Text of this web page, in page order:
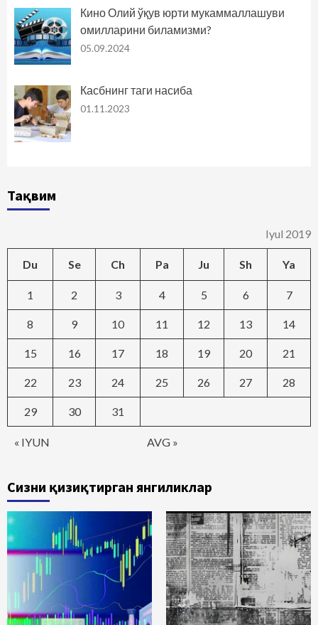
Кино Олий ўқув юрти мукаммаллашуви
омилларини биламизми?
05.09.2024
Касбнинг таги насиба
01.11.2023
Тақвим
Iyul 2019
Du Se Ch Pa Ju Sh Ya
« IYUN AVG »
1 2 3 4 5 6 7
8 9 10 11 12 13 14
15 16 17 18 19 20 21
22 23 24 25 26 27 28
29 30 31
Сизни қизиқтирган янгиликлар